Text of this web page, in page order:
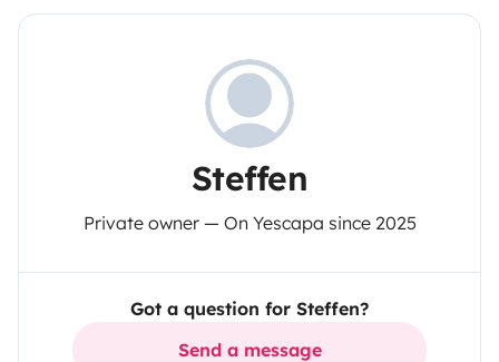
Steffen
Private owner — On Yescapa since 2025
Got a question for Steffen?
Send a message